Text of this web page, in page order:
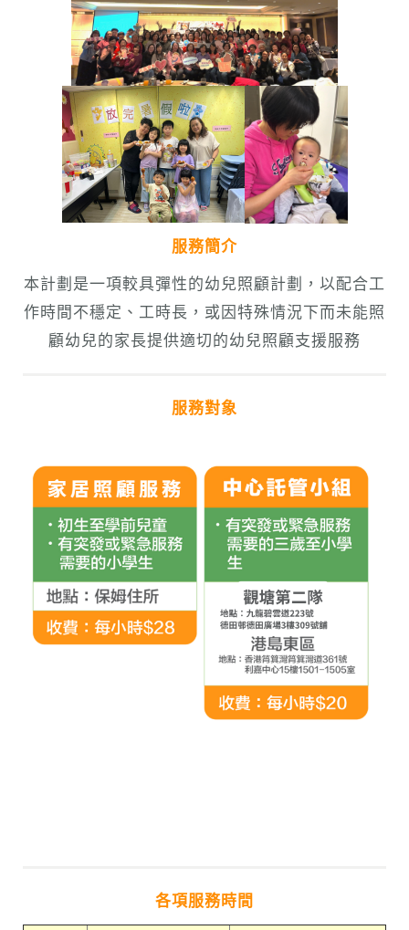
服務簡介
本計劃是一項較具彈性的幼兒照顧計劃，以配合工
作時間不穩定、工時長，或因特殊情況下而未能照
顧幼兒的家長提供適切的幼兒照顧支援服務
服務對象
各項服務時間